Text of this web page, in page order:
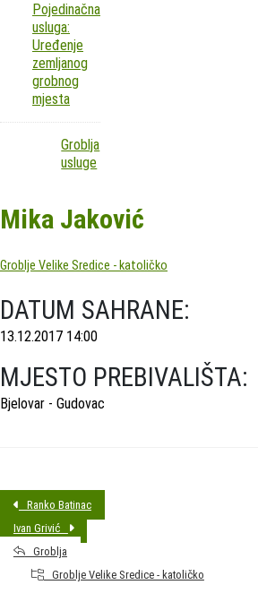
Pojedinačna
usluga:
Uređenje
zemljanog
grobnog
mjesta
Groblja
usluge
Mika Jaković
Groblje Velike Sredice - katoličko
DATUM SAHRANE:
13.12.2017 14:00
MJESTO PREBIVALIŠTA:
Bjelovar - Gudovac
Ranko Batinac
Ivan Grivić
Groblja
Groblje Velike Sredice - katoličko